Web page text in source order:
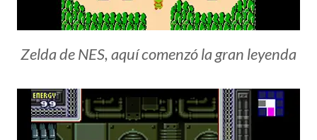
Zelda de NES, aquí comenzó la gran leyenda